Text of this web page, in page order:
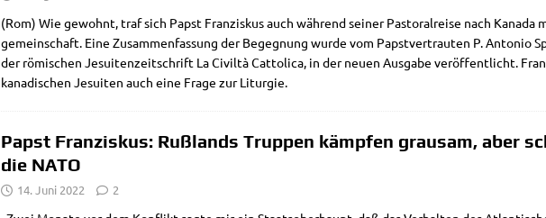
(Rom) Wie gewohnt, traf sich Papst Fran­zis­kus auch wäh­rend sei­ner Pasto­ral­rei­se nach
ge­mein­schaft. Eine Zusam­men­fas­sung der Begeg­nung wur­de vom Papst­ver­trau­ten P. Anto­nio
der römi­schen Jesui­ten­zeit­schrift La Civil­tà Cat­to­li­ca, in der neu­en Aus­ga­be ver­öf­fent­licht.
kana­di­schen Jesui­ten auch eine Fra­ge zur Liturgie.
Papst Franziskus: Rußlands Truppen kämpfen grausam, aber
die NATO
14. Juni 2022 2